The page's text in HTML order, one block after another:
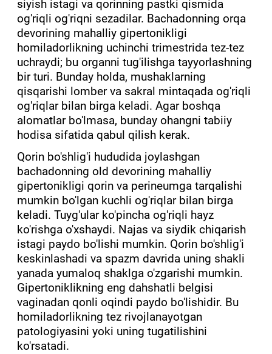
siyish istagi va qorinning pastki qismida
og'riqli og'riqni sezadilar. Bachadonning orqa
devorining mahalliy gipertonikligi
homiladorlikning uchinchi trimestrida tez-tez
uchraydi; bu organni tug'ilishga tayyorlashning
bir turi. Bunday holda, mushaklarning
qisqarishi lomber va sakral mintaqada og'riqli
og'riqlar bilan birga keladi. Agar boshqa
alomatlar bo'lmasa, bunday ohangni tabiiy
hodisa sifatida qabul qilish kerak.
Qorin bo'shlig'i hududida joylashgan
bachadonning old devorining mahalliy
gipertonikligi qorin va perineumga tarqalishi
mumkin bo'lgan kuchli og'riqlar bilan birga
keladi. Tuyg'ular ko'pincha og'riqli hayz
ko'rishga o'xshaydi. Najas va siydik chiqarish
istagi paydo bo'lishi mumkin. Qorin bo'shlig'i
keskinlashadi va spazm davrida uning shakli
yanada yumaloq shaklga o'zgarishi mumkin.
Gipertoniklikning eng dahshatli belgisi
vaginadan qonli oqindi paydo bo'lishidir. Bu
homiladorlikning tez rivojlanayotgan
patologiyasini yoki uning tugatilishini
ko'rsatadi.